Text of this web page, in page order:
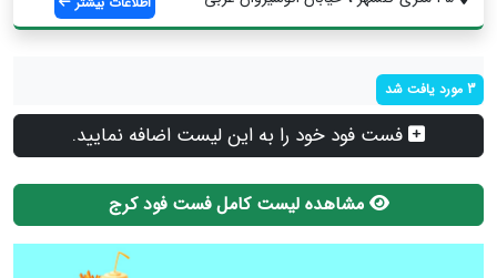
3 مورد یافت شد
فست فود خود را به این لیست اضافه نمایید.
مشاهده لیست کامل فست فود کرج